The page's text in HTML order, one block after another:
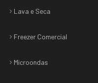
Lava e Seca
Freezer Comercial
Microondas